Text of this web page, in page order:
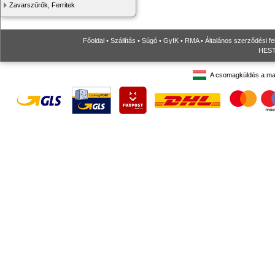
Zavarszűrők, Ferritek
Főoldal • Szállítás • Súgó • GyIK • RMA• Általános szerződési
A csomagküldés a